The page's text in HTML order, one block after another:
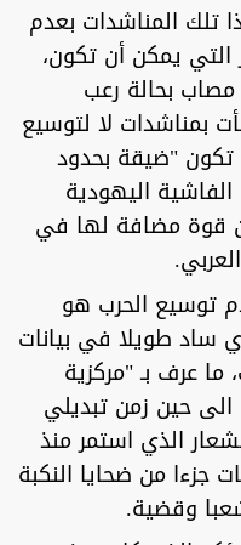
لماذا تلك المناشدات بعدم
يمكن أن تكون،
بحالة رعب
بمناشدات لا لتوسيع
تكون "ضيقة بحدود
اليهودية
قوة مضافة لها في
عدم توسيع الحرب هو
ساد طويلا في بيانات
عرف بـ "مركزية
حين زمن تبديلي
الذي استمر منذ
وحتى أكتوبر 2023، وبات جزءا من ضحايا النكبة
وقضية.